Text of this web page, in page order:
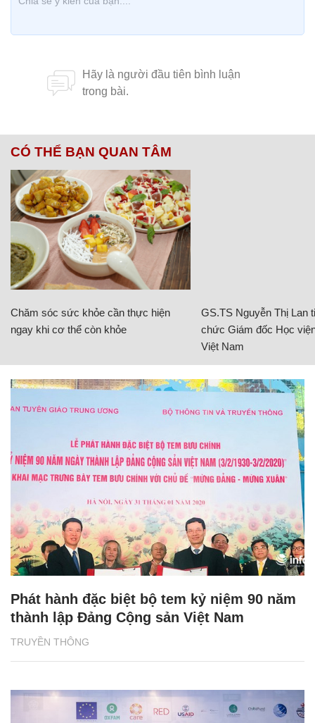
CÓ THỂ BẠN QUAN TÂM
Chăm sóc sức khỏe cần thực hiện
ngay khi cơ thể còn khỏe
GS.TS Nguyễn Thị Lan
chức Giám đốc Học
Việt Nam
TRUYỀN THÔNG
Phát hành đặc biệt bộ tem kỷ niệm 90 năm
thành lập Đảng Cộng sản Việt Nam